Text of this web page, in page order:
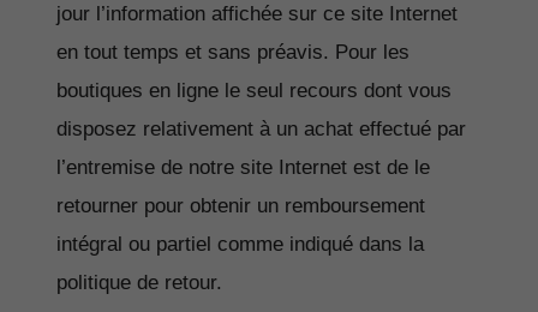
jour l’information affichée sur ce site Internet
en tout temps et sans préavis. Pour les
boutiques en ligne le seul recours dont vous
disposez relativement à un achat effectué par
l’entremise de notre site Internet est de le
retourner pour obtenir un remboursement
intégral ou partiel comme indiqué dans la
politique de retour.